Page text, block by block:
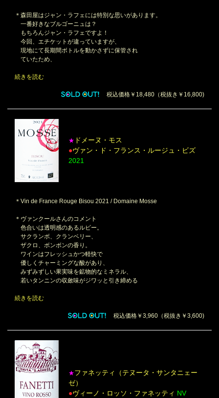
＊森田屋はジャン・ラフェには特別な思いがあります。
一番好きなブルゴーニュは？
もちろんジャン・ラフェですよ！
今回、エチケットが違っていますが、
現地にて長期間ボトルを動かさずに保管され
ていたため、
続きを読む
税込価格￥18,480（税抜き￥16,800)
★ ドメーヌ・モス
●ヴァン・ド・フランス・ルージュ・ビズ
2021
＊Vin de France Rouge Bisou 2021 / Domaine Mosse
＊ヴァンクールさんのコメント
色合いは透明感のあるルビー。
サクランボ、クランベリー、
ザクロ、ボンボンの香り。
ワインはフレッシュかつ軽快で
優しくチャーミングな酸があり、
みずみずしい果実味を鉱物的なミネラル、
若いタンニンの収斂味がジワッと引き締める
続きを読む
税込価格￥3,960（税抜き￥3,600)
★ファネッティ（テヌータ・サンタニェー
ゼ）
●ヴィーノ・ロッソ・ファネッティ NV